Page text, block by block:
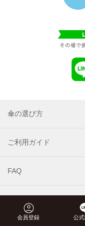
傘の選び方
ご利用ガイド
FAQ
会員登録 公